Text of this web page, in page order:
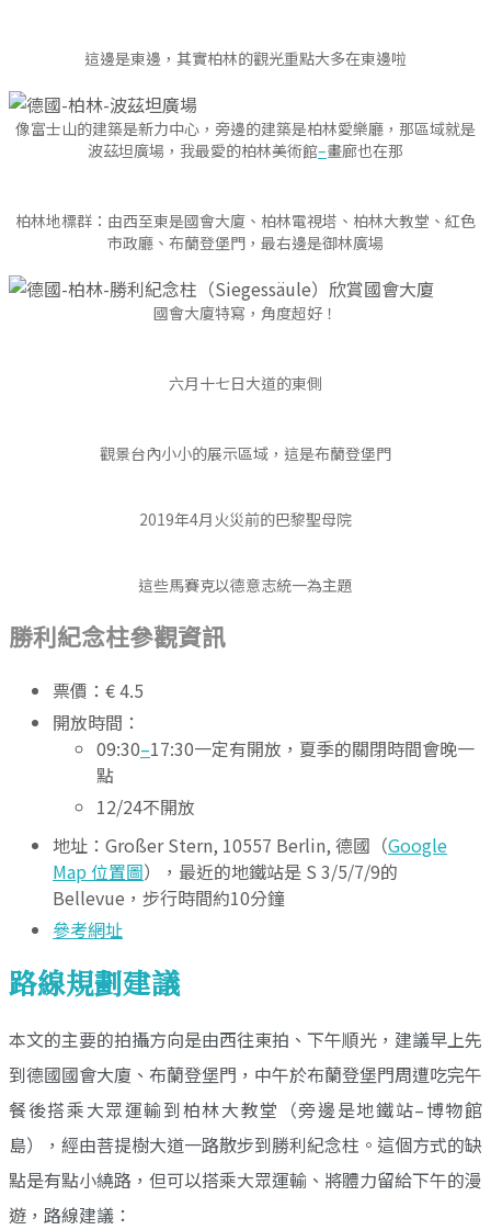
這邊是東邊，其實柏林的觀光重點大多在東邊啦
像富士山的建築是新力中心，旁邊的建築是柏林愛樂廳，那區域就是
波茲坦廣場，我最愛的柏林美術館–畫廊也在那
柏林地標群：由西至東是國會大廈、柏林電視塔、柏林大教堂、紅色
市政廳、布蘭登堡門，最右邊是御林廣場
國會大廈特寫，角度超好！
六月十七日大道的東側
觀景台內小小的展示區域，這是布蘭登堡門
2019年4月火災前的巴黎聖母院
這些馬賽克以德意志統一為主題
勝利紀念柱參觀資訊
票價：€ 4.5
開放時間：
09:30–17:30一定有開放，夏季的關閉時間會晚一
點
12/24不開放
地址：Großer Stern, 10557 Berlin, 德國（Google
Map 位置圖），最近的地鐵站是 S 3/5/7/9的
Bellevue，步行時間約10分鐘
參考網址
路線規劃建議
本文的主要的拍攝方向是由西往東拍、下午順光，建議早上先
到德國國會大廈、布蘭登堡門，中午於布蘭登堡門周遭吃完午
餐後搭乘大眾運輸到柏林大教堂（旁邊是地鐵站–博物館
島），經由菩提樹大道一路散步到勝利紀念柱。這個方式的缺
點是有點小繞路，但可以搭乘大眾運輸、將體力留給下午的漫
遊，路線建議：